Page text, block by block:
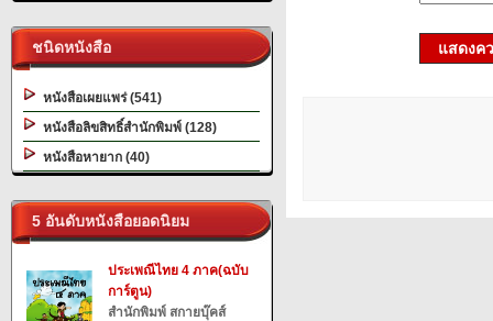
ชนิดหนังสือ
หนังสือเผยแพร่ (541)
หนังสือลิขสิทธิ์สำนักพิมพ์ (128)
หนังสือหายาก (40)
5 อันดับหนังสือยอดนิยม
ประเพณีไทย 4 ภาค(ฉบับ
การ์ตูน)
สำนักพิมพ์ สกายบุ๊คส์
แสดงค